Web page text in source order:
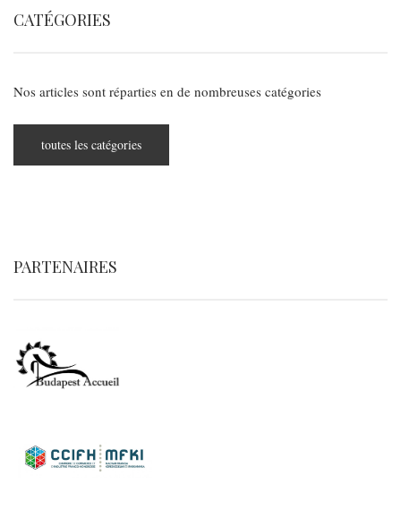
CATÉGORIES
Nos articles sont réparties en de nombreuses catégories
toutes les catégories
PARTENAIRES